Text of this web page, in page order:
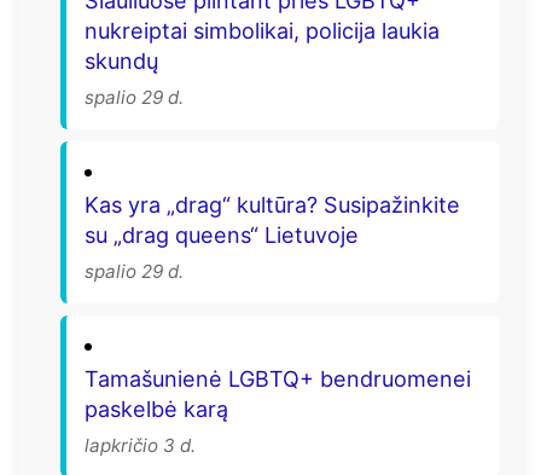
nukreiptai simbolikai, policija laukia
skundų
spalio 29 d.
Kas yra „drag“ kultūra? Susipažinkite
su „drag queens“ Lietuvoje
spalio 29 d.
Tamašunienė LGBTQ+ bendruomenei
paskelbė karą
lapkričio 3 d.